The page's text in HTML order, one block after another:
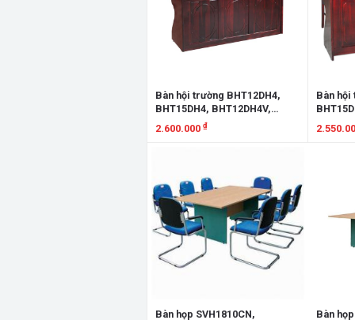
Bàn hội trường BHT12DH4,
BHT15DH4, BHT12DH4V,
BHT15DH4V
2.600.000 ₫
Bàn hội
Bàn họp SVH1810CN, Bàn